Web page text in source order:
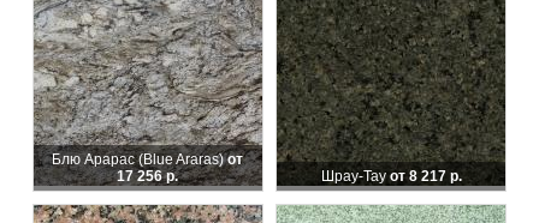
Блю Арарас (Blue Araras)от
17 256 р.
Шрау-Тау от 8 217 р.